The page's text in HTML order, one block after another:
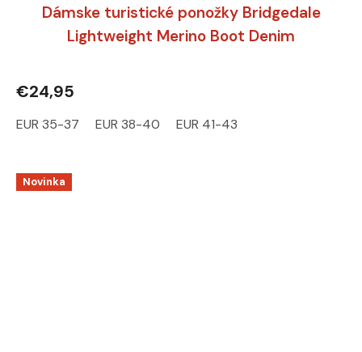
Dámske turistické ponožky Bridgedale
Lightweight Merino Boot Denim
€24,95
EUR 35-37 EUR 38-40 EUR 41-43
Novinka